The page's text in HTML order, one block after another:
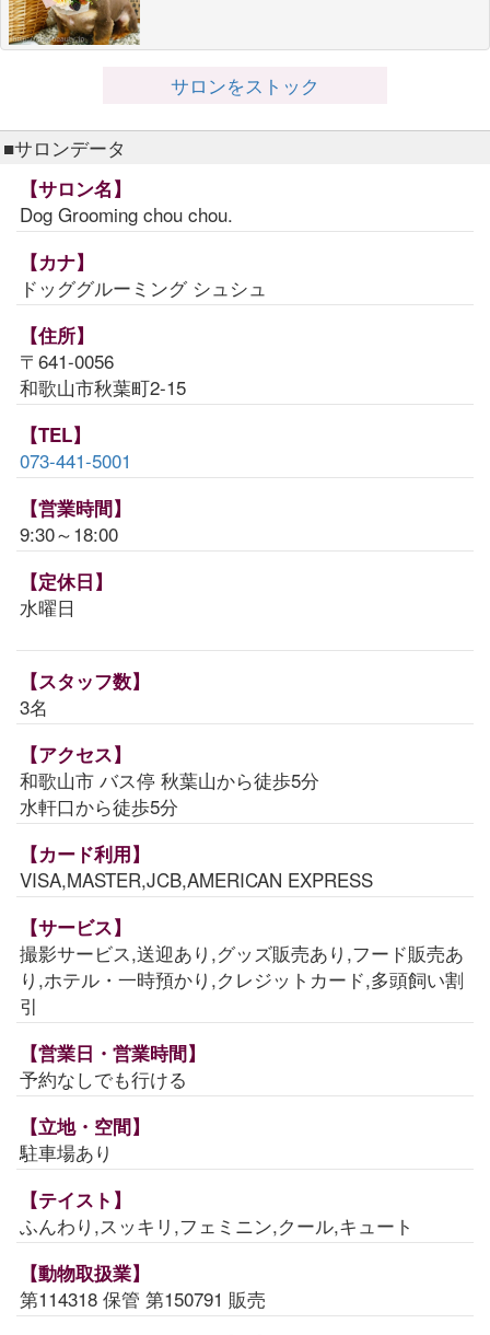
サロンをストック
■サロンデータ
【サロン名】
Dog Grooming chou chou.
【カナ】
ドッググルーミング シュシュ
【住所】
〒641-0056
和歌山市秋葉町2-15
【TEL】
073-441-5001
【営業時間】
9:30～18:00
【定休日】
水曜日
【スタッフ数】
3名
【アクセス】
和歌山市 バス停 秋葉山から徒歩5分
水軒口から徒歩5分
【カード利用】
VISA,MASTER,JCB,AMERICAN EXPRESS
【サービス】
撮影サービス,送迎あり,グッズ販売あり,フード販売あ
り,ホテル・一時預かり,クレジットカード,多頭飼い割
引
【営業日・営業時間】
予約なしでも行ける
【立地・空間】
駐車場あり
【テイスト】
ふんわり,スッキリ,フェミニン,クール,キュート
【動物取扱業】
第114318 保管 第150791 販売